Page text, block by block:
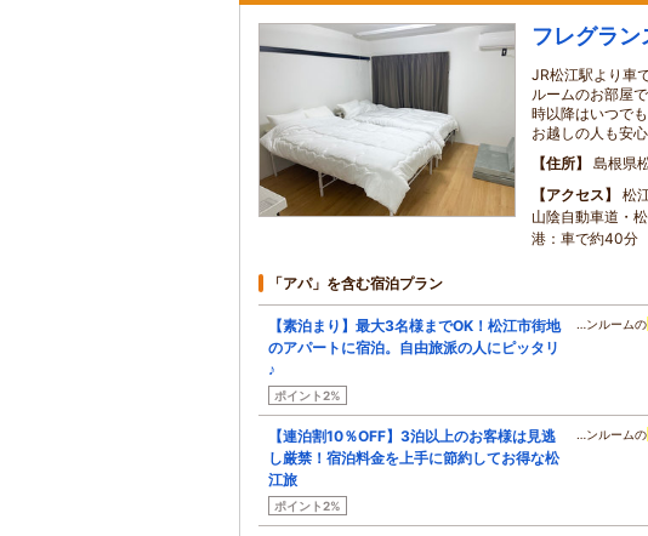
フレグラン
JR松江駅より車
ルームのお部屋
時以降はいつで
お越しの人も安心
住所
島根県
アクセス
松
山陰自動車道・
港：車で約40分
「アパ」を含む宿泊プラン
【素泊まり】最大3名様までOK！松江市街地
のアパートに宿泊。自由旅派の人にピッタリ
♪
ポイント2%
…ンルームの
【連泊割10％OFF】3泊以上のお客様は見逃
し厳禁！宿泊料金を上手に節約してお得な松
江旅
ポイント2%
…ンルームの